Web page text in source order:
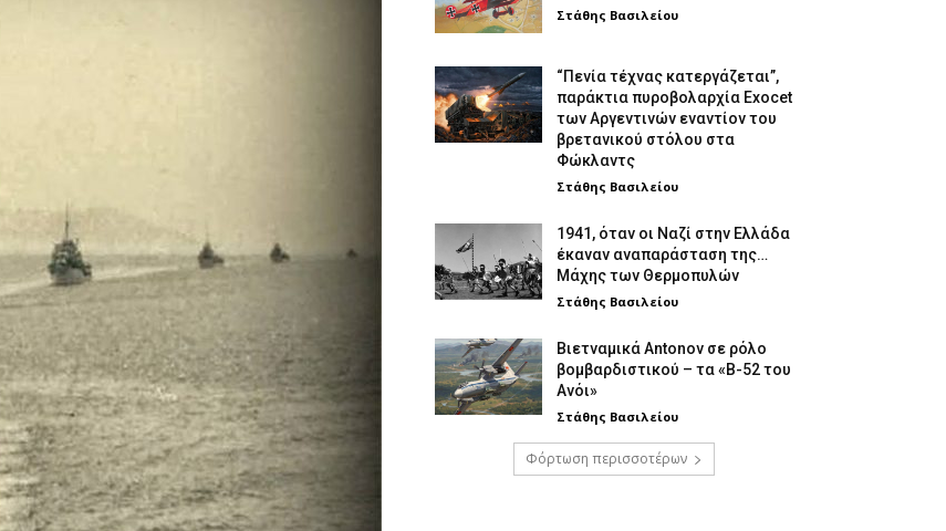
Στάθης Βασιλείου
“Πενία τέχνας κατεργάζεται”,
παράκτια πυροβολαρχία Exocet
των Αργεντινών εναντίον του
βρετανικού στόλου στα
Φώκλαντς
Στάθης Βασιλείου
1941, όταν οι Ναζί στην Ελλάδα
έκαναν αναπαράσταση της…
Μάχης των Θερμοπυλών
Στάθης Βασιλείου
Βιετναμικά Antonov σε ρόλο
βομβαρδιστικού – τα «Β-52 του
Ανόι»
Στάθης Βασιλείου
Φόρτωση περισσοτέρων